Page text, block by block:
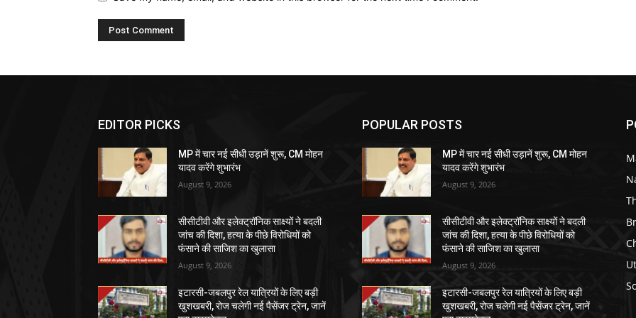
EDITOR PICKS
MP में चार नई सीधी उड़ानें शुरू, CM मोहन
यादव करेंगे शुभारंभ
August 9, 2026
सीसीटीवी और इलेक्ट्रॉनिक साक्ष्यों ने बदली
जांच की दिशा, हत्या के पीछे विरोधियों को
फंसाने की साजिश का खुलासा
August 9, 2026
इटारसी-जबलपुर रेल यात्रियों के लिए बड़ी
खुशखबरी, रोज चलेगी नई पैसेंजर ट्रेन, जानें
POPULAR POSTS
MP में चार नई सीधी उड़ानें शुरू, CM मोहन
यादव करेंगे शुभारंभ
August 9, 2026
सीसीटीवी और इलेक्ट्रॉनिक साक्ष्यों ने बदली
जांच की दिशा, हत्या के पीछे विरोधियों को
फंसाने की साजिश का खुलासा
August 9, 2026
इटारसी-जबलपुर रेल यात्रियों के लिए बड़ी
खुशखबरी, रोज चलेगी नई पैसेंजर ट्रेन, जानें